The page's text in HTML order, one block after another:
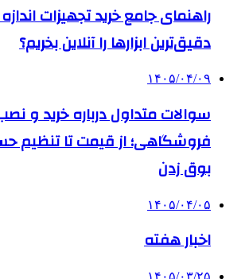
راهنمای جامع خرید تجهیزات
دقیق‌ترین ابزارها را آنلاین بخریم؟
۱۴۰۵/۰۴/۰۹
سوالات متداول درباره خرید و
فروشگاهی؛ از قیمت تا تنظیم
بوق زدن
۱۴۰۵/۰۴/۰۵
اخبار هفته